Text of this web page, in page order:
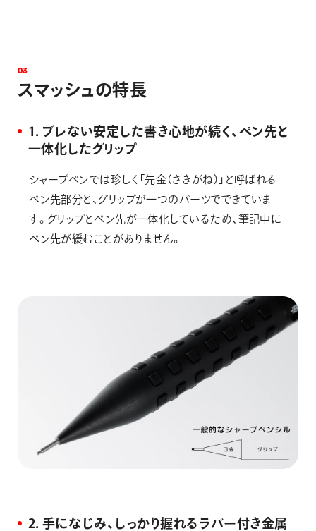
03
スマッシ ュ の特長
1．ブレない安定した書き心地が続く、ペン先と
一体化したグリップ
シャープペンでは珍しく「先金（さきがね）」と呼ばれる
ペン先部分と、グリップが一つのパーツでできていま
す。グリップとペン先が一体化しているため、筆記中に
ペン先が緩むことがありません。
2．手になじみ、しっかり握れるラバー付き金属